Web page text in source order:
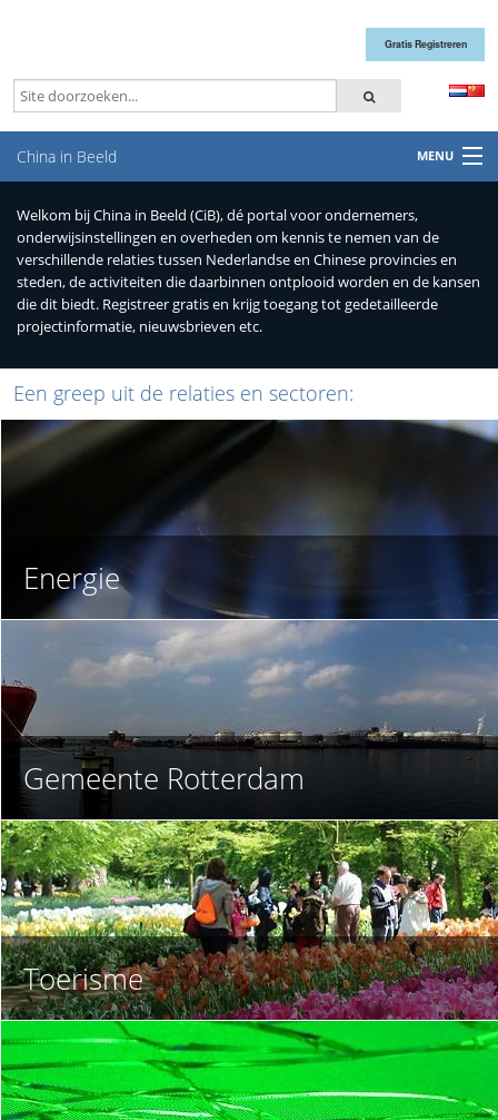
Gratis Registreren
China in Beeld MENU
Home
NL-CN relaties
(Top)sectoren
Missies
Dienstverlening
Contact
Overheidslinks
Inloggen
Welkom bij China in Beeld (CiB), dé portal voor ondernemers,
onderwijsinstellingen en overheden om kennis te nemen van de
verschillende relaties tussen Nederlandse en Chinese provincies en
steden, de activiteiten die daarbinnen ontplooid worden en de kansen
die dit biedt. Registreer gratis en krijg toegang tot gedetailleerde
projectinformatie, nieuwsbrieven etc.
Een greep uit de relaties en sectoren:
Energie
Gemeente Rotterdam
Toerisme